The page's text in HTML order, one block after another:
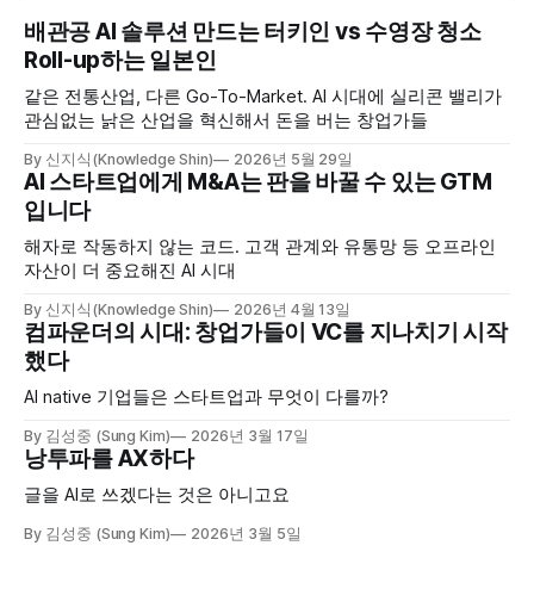
배관공 AI 솔루션 만드는 터키인 vs 수영장 청소
Roll-up하는 일본인
같은 전통산업, 다른 Go-To-Market. AI 시대에 실리콘 밸리가
관심없는 낡은 산업을 혁신해서 돈을 버는 창업가들
By 신지식(Knowledge Shin) 2026년 5월 29일
AI 스타트업에게 M&A는 판을 바꿀 수 있는 GTM
입니다
해자로 작동하지 않는 코드. 고객 관계와 유통망 등 오프라인
자산이 더 중요해진 AI 시대
By 신지식(Knowledge Shin) 2026년 4월 13일
컴파운더의 시대: 창업가들이 VC를 지나치기 시작
했다
AI native 기업들은 스타트업과 무엇이 다를까?
By 김성중 (Sung Kim) 2026년 3월 17일
낭투파를 AX하다
글을 AI로 쓰겠다는 것은 아니고요
By 김성중 (Sung Kim) 2026년 3월 5일